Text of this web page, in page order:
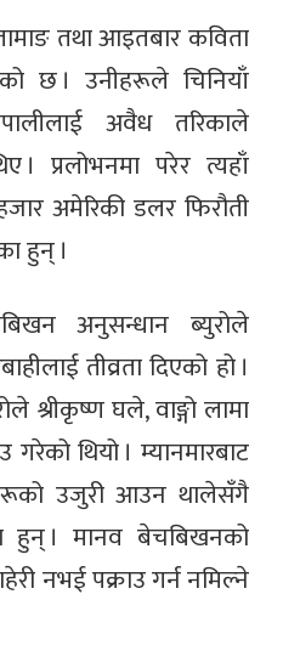
तथा आइतबार कविता
छ । उनीहरूले चिनियाँ
अवैध तरिकाले
। प्रलोभनमा परेर त्यहाँ
अमेरिकी डलर फिरौती
हुन् ।
अनुसन्धान ब्युरोले
तीव्रता दिएको हो ।
श्रीकृष्ण घले, वाङ्गो लामा
गरेको थियो । म्यानमारबाट
उजुरी आउन थालेसँगै
हुन् । मानव बेचबिखनको
नभई पक्राउ गर्न नमिल्ने